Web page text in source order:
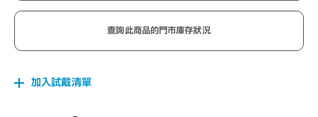
查詢此商品的門市庫存狀況
加入試戴清單